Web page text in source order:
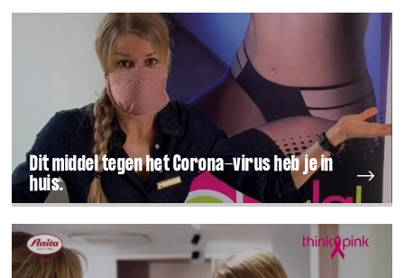
Dit middel tegen het Corona-virus heb je in
huis.